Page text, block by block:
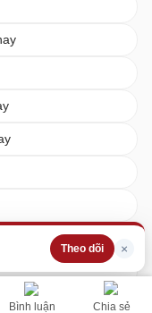
Bình luận Chia sẻ
Theo dõi ×